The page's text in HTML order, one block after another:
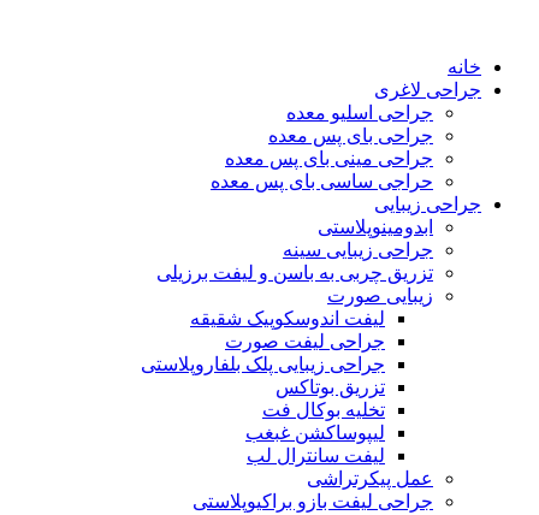
خانه
جراحی لاغری
جراحی اسلیو معده
جراحی بای پس معده
جراحی مینی بای پس معده
حراجی ساسی بای پس معده
جراحی زیبایی
ابدومینوپلاستی
جراحی زیبایی سینه
تزریق چربی به باسن و لیفت برزیلی
زیبایی صورت
لیفت اندوسکوپیک شقیقه
جراحی لیفت صورت
جراحی زیبایی پلک بلفاروپلاستی
تزریق بوتاکس
تخلیه بوکال فت
لیپوساکشن غبغب
لیفت سانترال لب
عمل پیکرتراشی
جراحی لیفت بازو براکیوپلاستی